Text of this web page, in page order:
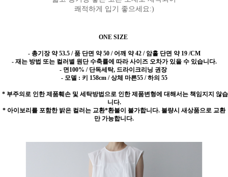
쾌적하게 입기 좋으세요:)
ONE SIZE
- 총기장 약 53.5 / 품 단면 약 50 / 어깨 약 42 / 암홀 단면 약 19 /CM
- 재는 방법 또는 컬러별 원단 수축률에 따라 사이즈 오차가 있을 수 있습니다.
- 면100% / 단독세탁, 드라이크리닝 권장
- 모델 : 키 158cm / 상체 마른55 / 하의 55
* 부주의로 인한 제품훼손 및 세탁방법으로 인한 제품변형에 대해서는 책임지지 않습
니다.
* 아이보리를 포함한 밝은 컬러는 교환*환불이 불가합니다. 불량시 새상품으로 교환
만 가능합니다.